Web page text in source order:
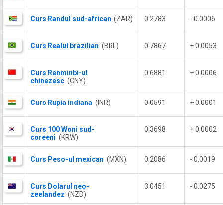
Curs Randul sud-african (ZAR) 0.2783 - 0.0006
Curs Realul brazilian (BRL) 0.7867 + 0.0053
Curs Renminbi-ul
chinezesc (CNY)
0.6881 + 0.0006
Curs Rupia indiana (INR) 0.0591 + 0.0001
Curs 100 Woni sud-
coreeni (KRW)
0.3698 + 0.0002
Curs Peso-ul mexican (MXN) 0.2086 - 0.0019
Curs Dolarul neo-
zeelandez (NZD)
3.0451 - 0.0275